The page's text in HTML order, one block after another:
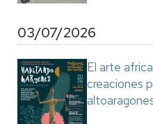
03/07/2026
El arte
creaciones